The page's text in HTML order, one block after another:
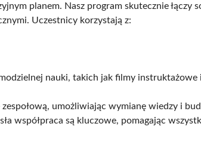
planem. Nasz program skutecznie łączy
Uczestnicy korzystają z:
nauki, takich jak filmy instruktażowe
umożliwiając wymianę wiedzy i
współpraca są kluczowe, pomagając